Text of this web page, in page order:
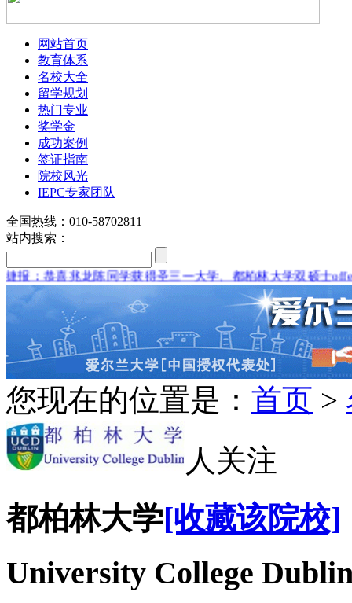
网站首页
教育体系
名校大全
留学规划
热门专业
奖学金
成功案例
签证指南
院校风光
IEPC专家团队
全国热线：010-58702811
站内搜索：
喜兆龙陈同学获得圣三一大学、都柏林大学双硕士offer,恭
louis vuitton explorateur terre
seattle seahawks jerseys for kids
您现在的位置是： 首页 >
人关注
都柏林大学[收藏该院校]
University College